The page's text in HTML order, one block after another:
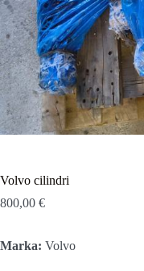
Volvo cilindri
800,00 €
Marka: Volvo